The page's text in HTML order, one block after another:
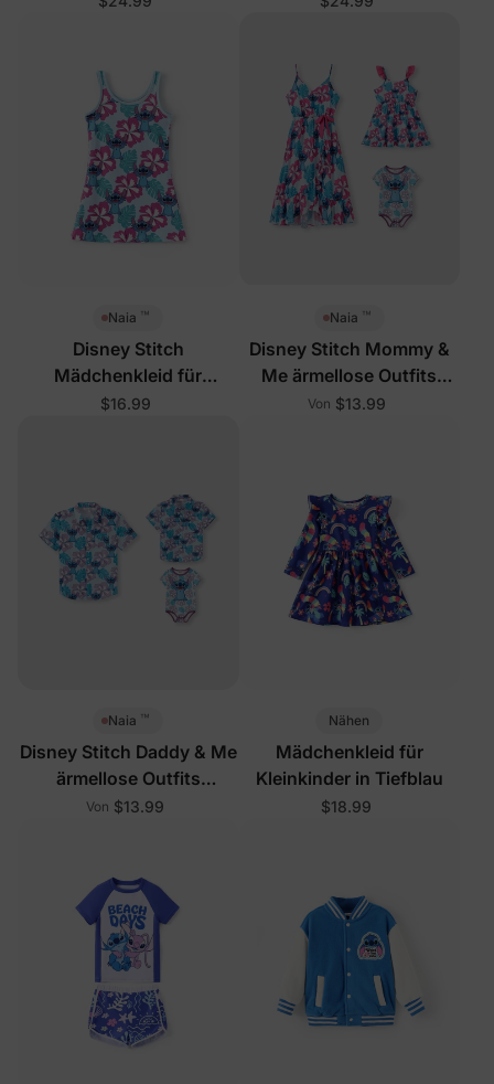
Naia ™
Disney Stitch
Mädchenkleid für
Kleinkinder/Kinder, Blau
$16.99
Naia ™
Disney Stitch Mommy &
Me ärmellose Outfits
Mehrfarbig
Von $13.99
Naia ™
Disney Stitch Daddy & Me
ärmellose Outfits
Mehrfarbig
Von $13.99
Nähen
Mädchenkleid für
Kleinkinder in Tiefblau
$18.99